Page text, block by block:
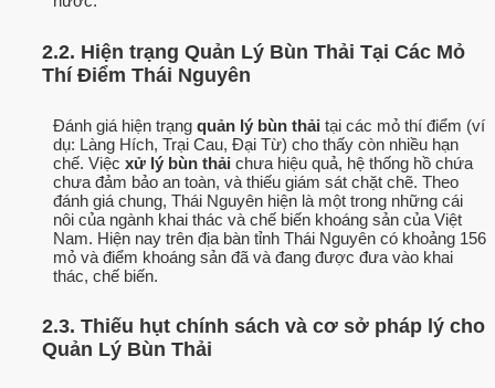
2.2. Hiện trạng Quản Lý Bùn Thải Tại Các Mỏ
Thí Điểm Thái Nguyên
Đánh giá hiện trạng quản lý bùn thải tại các mỏ thí điểm (ví
dụ: Làng Hích, Trại Cau, Đại Từ) cho thấy còn nhiều hạn
chế. Việc xử lý bùn thải chưa hiệu quả, hệ thống hồ chứa
chưa đảm bảo an toàn, và thiếu giám sát chặt chẽ. Theo
đánh giá chung, Thái Nguyên hiện là một trong những cái
nôi của ngành khai thác và chế biến khoáng sản của Việt
Nam. Hiện nay trên địa bàn tỉnh Thái Nguyên có khoảng 156
mỏ và điểm khoáng sản đã và đang được đưa vào khai
thác, chế biến.
2.3. Thiếu hụt chính sách và cơ sở pháp lý cho
Quản Lý Bùn Thải